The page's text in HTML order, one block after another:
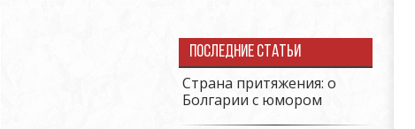
Последние статьи
Страна притяжения: о
Болгарии с юмором